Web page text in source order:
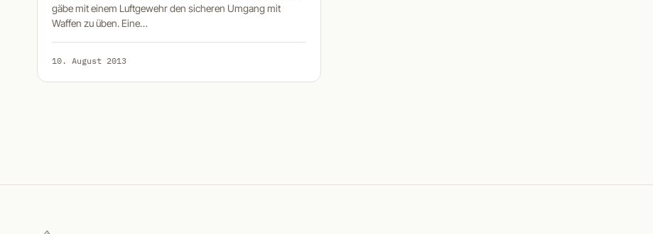
gäbe mit einem Luftgewehr den sicheren Umgang mit
Waffen zu üben. Eine…
10. August 2013